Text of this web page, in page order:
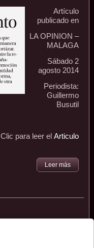
Artículo
publicado en
LA OPINION –
MALAGA
Sábado 2
agosto 2014
Periodista:
Guillermo
Busutil
Clic para leer elArticulo
Leer más